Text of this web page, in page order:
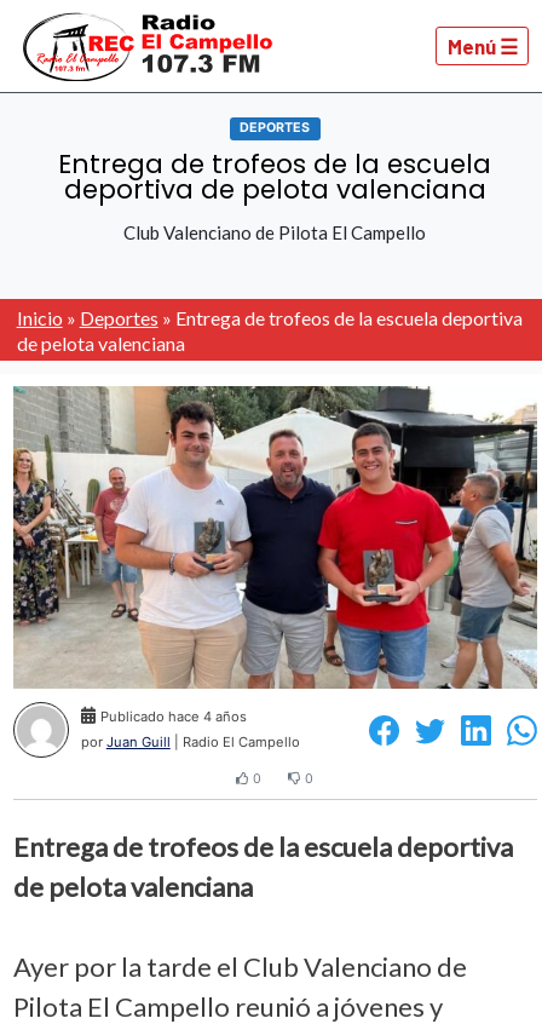
Menú ☰
DEPORTES
Entrega de trofeos de la escuela
deportiva de pelota valenciana
Club Valenciano de Pilota El Campello
Inicio » Deportes » Entrega de trofeos de la escuela deportiva
de pelota valenciana
Publicado hace 4 años
por Juan Guill | Radio El Campello
0 0
Entrega de trofeos de la escuela deportiva
de pelota valenciana
Ayer por la tarde el Club Valenciano de
Pilota El Campello reunió a jóvenes y